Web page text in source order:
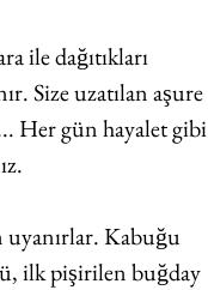
ile dağıtıkları
Size uzatılan aşure
Her gün hayalet gibi
uyanırlar. Kabuğu
ilk pişirilen buğday